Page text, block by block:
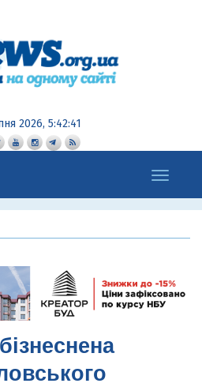
2026, 5:42:42
Toggle
navigation